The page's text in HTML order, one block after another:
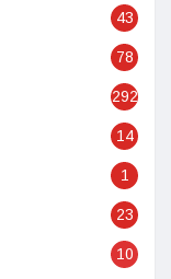
43
78
292
14
1
23
10